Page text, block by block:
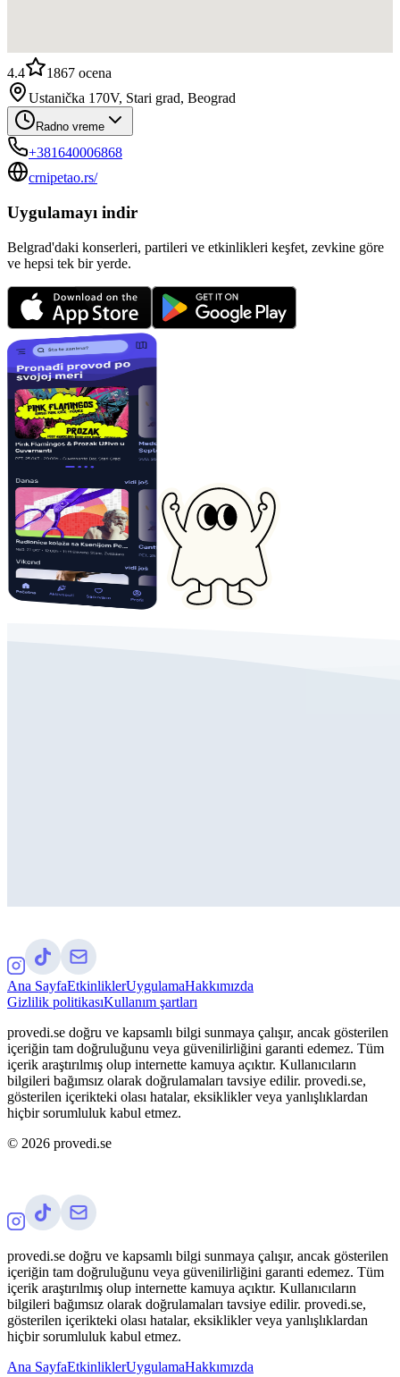
4.4 1867 ocena
Ustanička 170V, Stari grad, Beograd
Radno vreme
+381640006868
crnipetao.rs/
Uygulamayı indir
Belgrad'daki konserleri, partileri ve etkinlikleri keşfet, zevkine göre
ve hepsi tek bir yerde.
Ana SayfaEtkinliklerUygulamaHakkımızda
Gizlilik politikasıKullanım şartları
provedi.se doğru ve kapsamlı bilgi sunmaya çalışır, ancak gösterilen
içeriğin tam doğruluğunu veya güvenilirliğini garanti edemez. Tüm
içerik araştırılmış olup internette kamuya açıktır. Kullanıcıların
bilgileri bağımsız olarak doğrulamaları tavsiye edilir. provedi.se,
gösterilen içerikteki olası hatalar, eksiklikler veya yanlışlıklardan
hiçbir sorumluluk kabul etmez.
© 2026 provedi.se
provedi.se doğru ve kapsamlı bilgi sunmaya çalışır, ancak gösterilen
içeriğin tam doğruluğunu veya güvenilirliğini garanti edemez. Tüm
içerik araştırılmış olup internette kamuya açıktır. Kullanıcıların
bilgileri bağımsız olarak doğrulamaları tavsiye edilir. provedi.se,
gösterilen içerikteki olası hatalar, eksiklikler veya yanlışlıklardan
hiçbir sorumluluk kabul etmez.
Ana SayfaEtkinliklerUygulamaHakkımızda